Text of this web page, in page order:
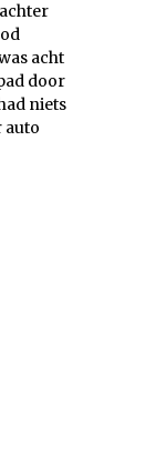
acht
door
niets
auto